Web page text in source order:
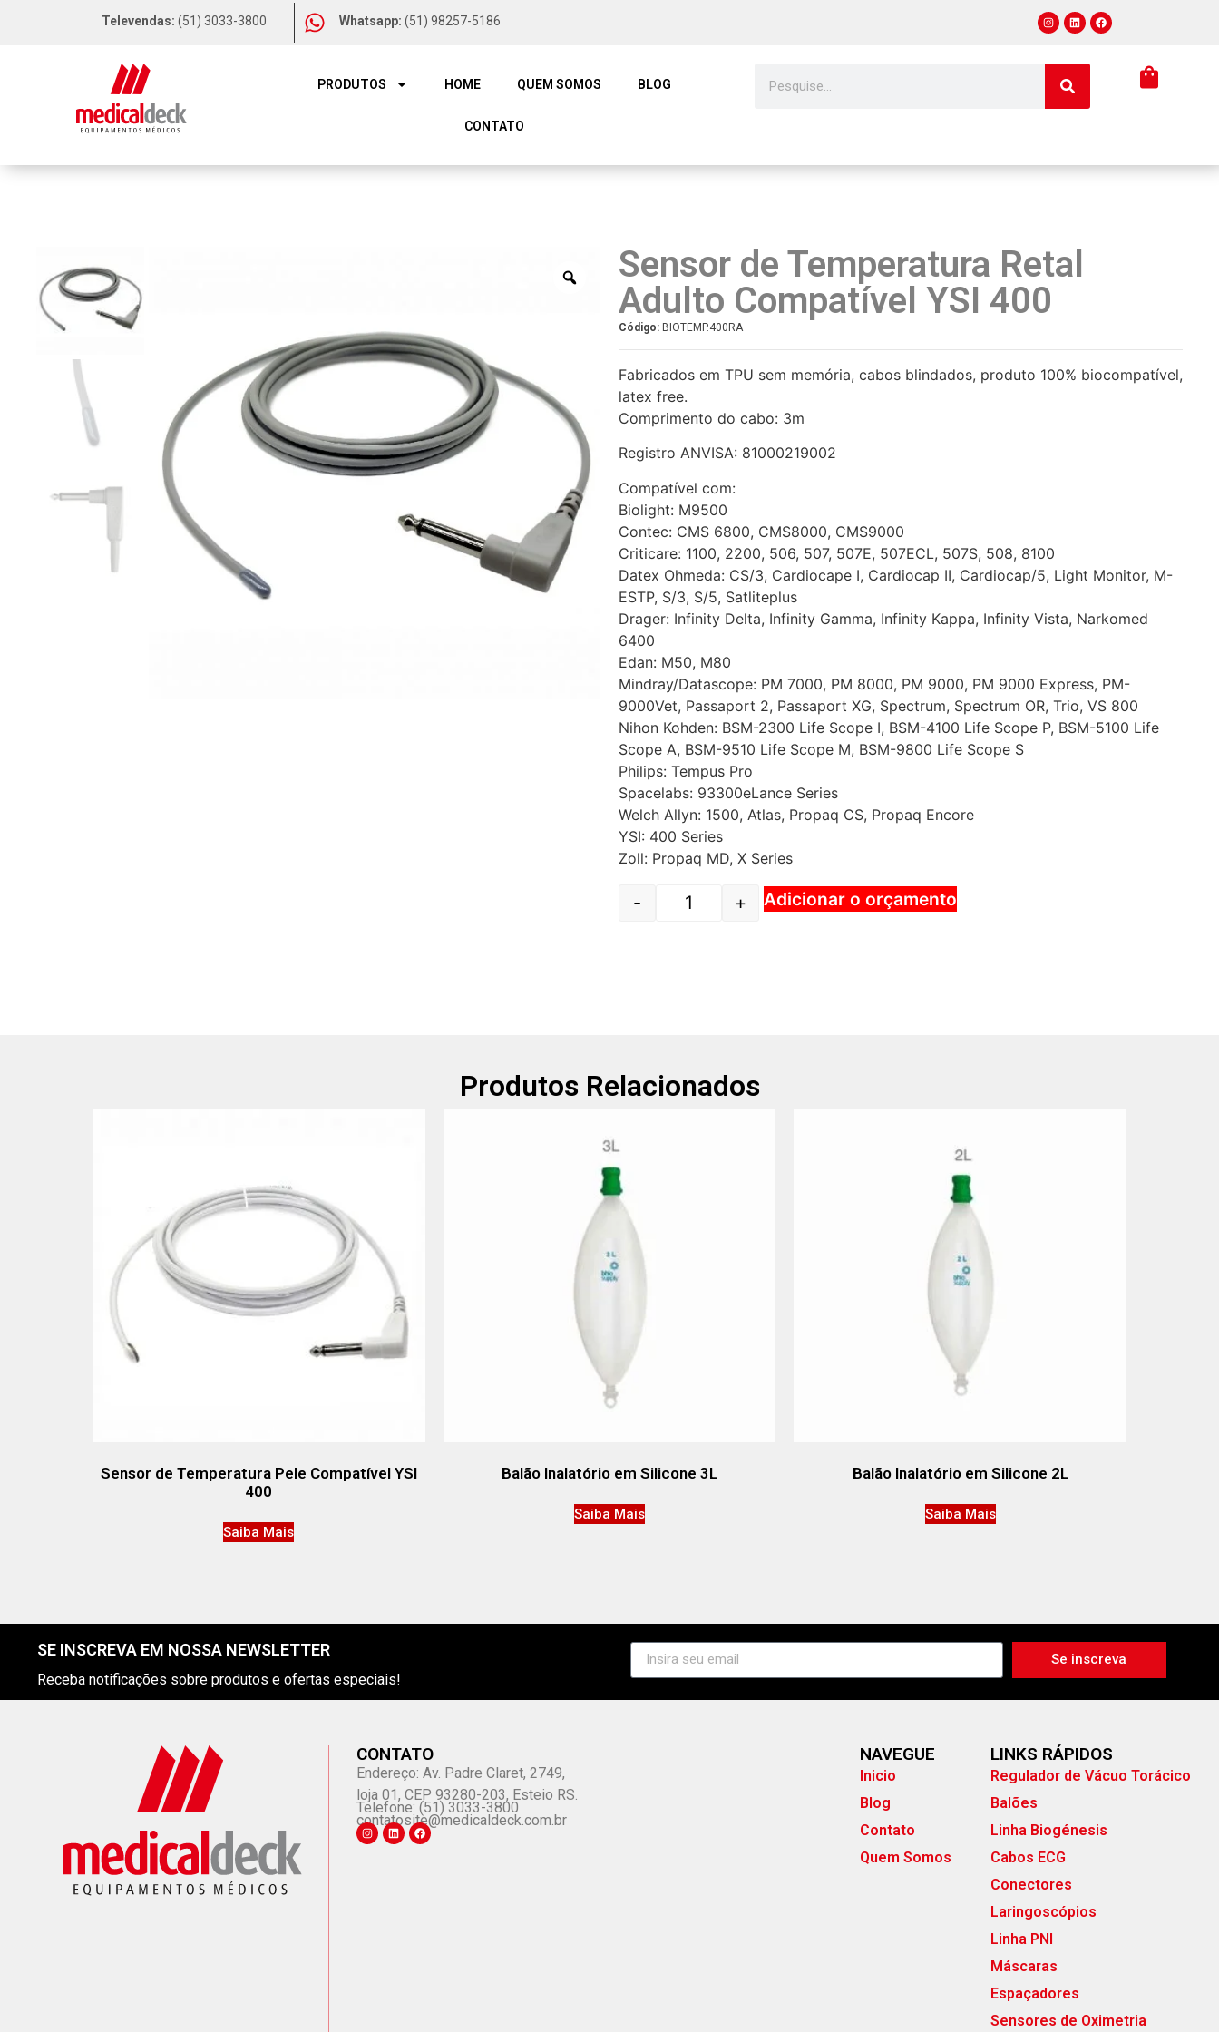
Televendas: (51) 3033-3800 Whatsapp: (51) 98257-5186
PRODUTOS HOME QUEM SOMOS BLOG
CONTATO
Sensor de Temperatura Retal
Adulto Compatível YSI 400
Código: BIOTEMP.400RA
Fabricados em TPU sem memória, cabos blindados, produto 100% biocompatível,
latex free.
Comprimento do cabo: 3m
Registro ANVISA: 81000219002
Compatível com:
Biolight: M9500
Contec: CMS 6800, CMS8000, CMS9000
Criticare: 1100, 2200, 506, 507, 507E, 507ECL, 507S, 508, 8100
Datex Ohmeda: CS/3, Cardiocape I, Cardiocap II, Cardiocap/5, Light Monitor, M-
ESTP, S/3, S/5, Satliteplus
Drager: Infinity Delta, Infinity Gamma, Infinity Kappa, Infinity Vista, Narkomed
6400
Edan: M50, M80
Mindray/Datascope: PM 7000, PM 8000, PM 9000, PM 9000 Express, PM-
9000Vet, Passaport 2, Passaport XG, Spectrum, Spectrum OR, Trio, VS 800
Nihon Kohden: BSM-2300 Life Scope I, BSM-4100 Life Scope P, BSM-5100 Life
Scope A, BSM-9510 Life Scope M, BSM-9800 Life Scope S
Philips: Tempus Pro
Spacelabs: 93300eLance Series
Welch Allyn: 1500, Atlas, Propaq CS, Propaq Encore
YSI: 400 Series
Zoll: Propaq MD, X Series
- + Adicionar o orçamento
Produtos Relacionados
Sensor de Temperatura Pele Compatível YSI
400
Saiba Mais
Balão Inalatório em Silicone 3L
Saiba Mais
Balão Inalatório em Silicone 2L
Saiba Mais
SE INSCREVA EM NOSSA NEWSLETTER
Receba notificações sobre produtos e ofertas especiais!
Se inscreva
CONTATO
Endereço: Av. Padre Claret, 2749,
loja 01, CEP 93280-203, Esteio RS.
Telefone: (51) 3033-3800
contatosite@medicaldeck.com.br
NAVEGUE
Inicio
Blog
Contato
Quem Somos
LINKS RÁPIDOS
Regulador de Vácuo Torácico
Balões
Linha Biogénesis
Cabos ECG
Conectores
Laringoscópios
Linha PNI
Máscaras
Espaçadores
Sensores de Oximetria